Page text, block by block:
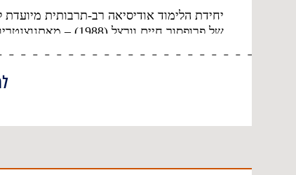
יחידת הלימוד אודיסיאה רב-תרבותית
הפרט רואה בתרבותו תרבות אוניברסאלית,
ב. מפגש בין-תרבותי